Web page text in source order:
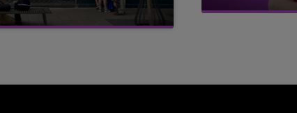
du centre-ville